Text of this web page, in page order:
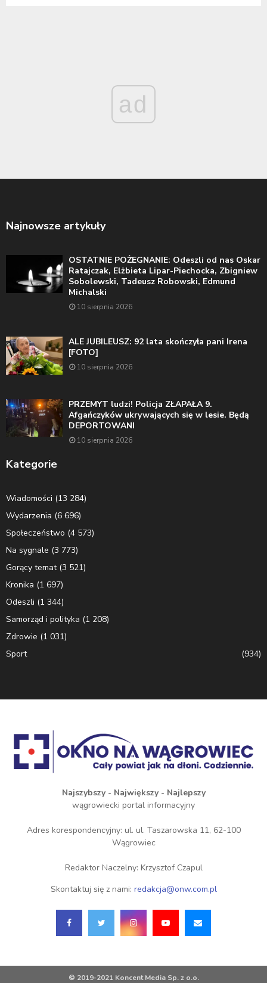
ad
Najnowsze artykuły
OSTATNIE POŻEGNANIE: Odeszli od nas Oskar
Ratajczak, Elżbieta Lipar-Piechocka, Zbigniew
Sobolewski, Tadeusz Robowski, Edmund
Michalski
10 sierpnia 2026
ALE JUBILEUSZ: 92 lata skończyła pani Irena
[FOTO]
10 sierpnia 2026
PRZEMYT ludzi! Policja ZŁAPAŁA 9.
Afgańczyków ukrywających się w lesie. Będą
DEPORTOWANI
10 sierpnia 2026
Kategorie
Wiadomości (13 284)
Wydarzenia (6 696)
Społeczeństwo (4 573)
Na sygnale (3 773)
Gorący temat(3 521)
Kronika (1 697)
Odeszli (1 344)
Samorząd i polityka (1 208)
Zdrowie (1 031)
Sport
(934)
Najszybszy - Największy - Najlepszy
wągrowiecki portal informacyjny
Adres korespondencyjny: ul. ul. Taszarowska 11, 62-100
Wągrowiec
Redaktor Naczelny: Krzysztof Czapul
Skontaktuj się z nami: redakcja@onw.com.pl
© 2019-2021 Koncent Media Sp. z o.o.